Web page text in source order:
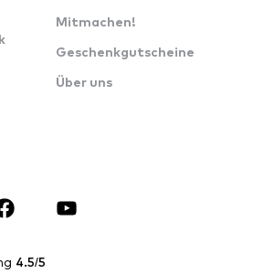
Mitmachen!
Geschenkgutscheine
Über uns
4.5/5